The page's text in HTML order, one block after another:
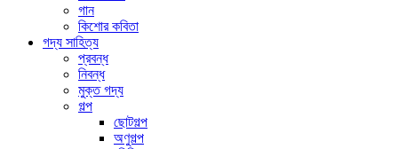
গান
কিশোর কবিতা
গদ্য সাহিত্য
প্রবন্ধ
নিবন্ধ
মুক্ত গদ্য
গল্প
ছোটগল্প
অণুগল্প